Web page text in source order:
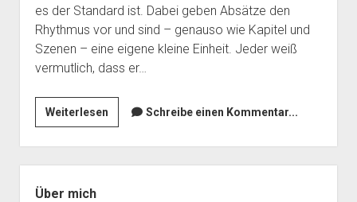
es der Standard ist. Dabei geben Absätze den
Rhythmus vor und sind – genauso wie Kapitel und
Szenen – eine eigene kleine Einheit. Jeder weiß
vermutlich, dass er…
WeiterlesenAbsätze
–
der
Rhythmus
Schreibe einen Kommentar...
Über mich